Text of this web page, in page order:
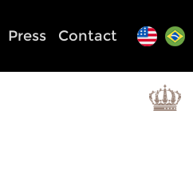
Press Contact